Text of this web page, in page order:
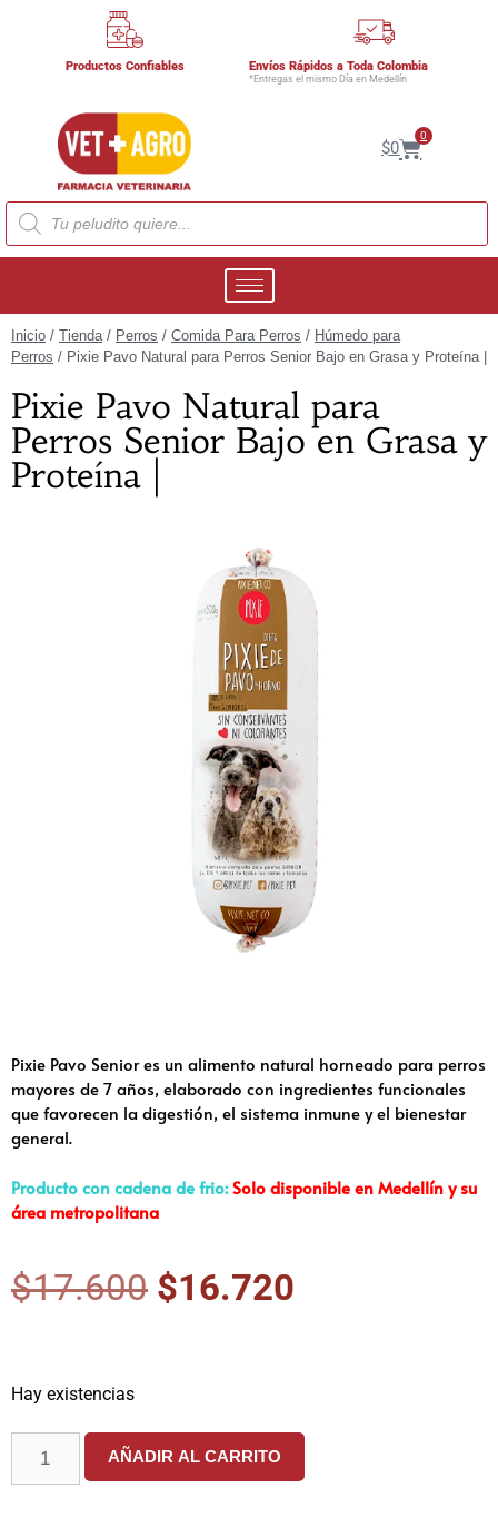
Productos Confiables Envíos Rápidos a Toda Colombia
*Entregas el mismo Día en Medellín
$0
0
Inicio / Tienda/ Perros / Comida Para Perros / Húmedo para
Perros / Pixie Pavo Natural para Perros Senior Bajo en Grasa y Proteína |
Pixie Pavo Natural para
Perros Senior Bajo en Grasa y
Proteína |
Pixie Pavo Senior es un alimento natural horneado para perros
mayores de 7 años, elaborado con ingredientes funcionales
que favorecen la digestión, el sistema inmune y el bienestar
general.
Producto con cadena de frio:Solo disponible en Medellín y su
área metropolitana
$17.600 $16.720
Hay existencias
AÑADIR AL CARRITO